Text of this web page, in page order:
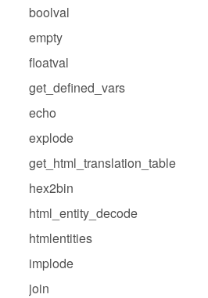
boolval
empty
floatval
get_defined_vars
echo
explode
get_html_translation_table
hex2bin
html_entity_decode
htmlentities
implode
join